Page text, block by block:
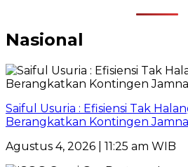
Nasional
Saiful Usuria : Efisiensi Tak
Berangkatkan Kontingen
Agustus 4, 2026 | 11:25 am WIB